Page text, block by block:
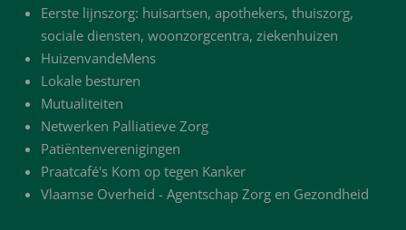
Eerste lijnszorg: huisartsen, apothekers, thuiszorg,
sociale diensten, woonzorgcentra, ziekenhuizen
HuizenvandeMens
Lokale besturen
Mutualiteiten
Netwerken Palliatieve Zorg
Patiëntenverenigingen
Praatcafé's Kom op tegen Kanker
Vlaamse Overheid - Agentschap Zorg en Gezondheid